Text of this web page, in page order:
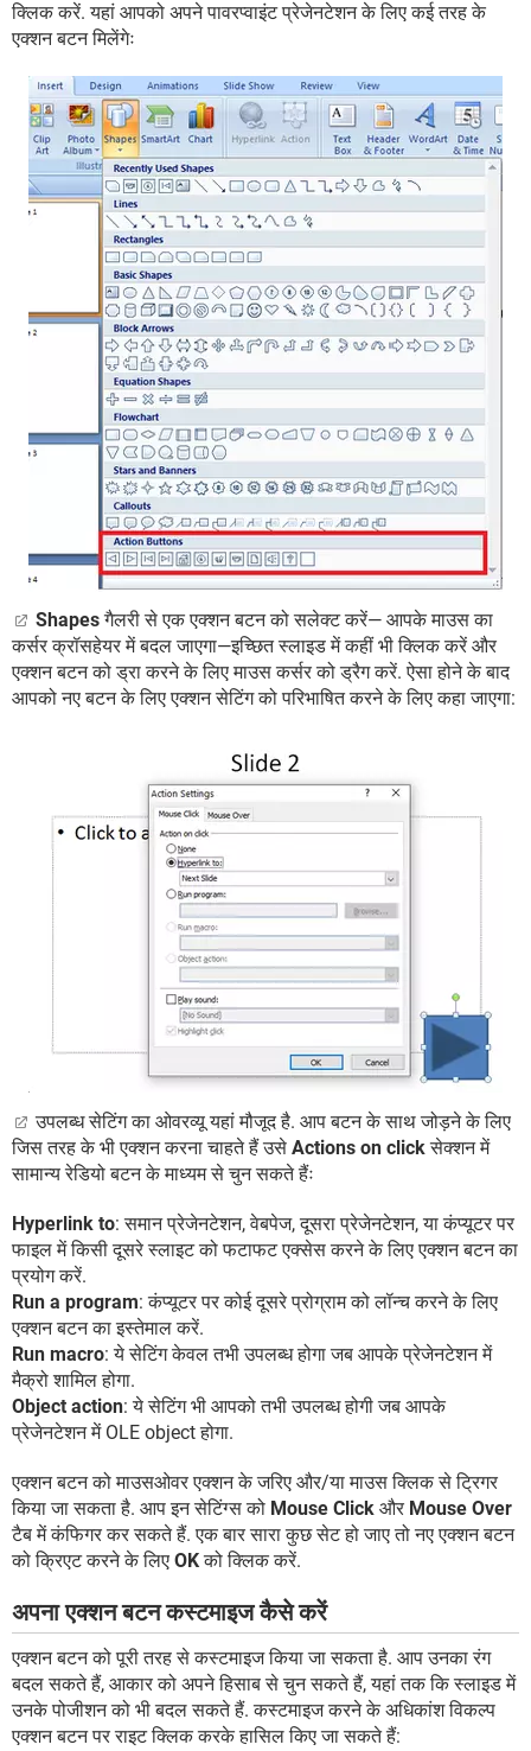
क्लिक करें. यहां आपको अपने पावरप्वाइंट प्रेजेनटेशन के लिए कई तरह के
एक्शन बटन मिलेंगेः
Shapesगैलरी से एक एक्शन बटन को सलेक्ट करें— आपके माउस का
कर्सर क्रॉसहेयर में बदल जाएगा—इच्छित स्लाइड में कहीं भी क्लिक करें और
एक्शन बटन को ड्रा करने के लिए माउस कर्सर को ड्रैग करें. ऐसा होने के बाद
आपको नए बटन के लिए एक्शन सेटिंग को परिभाषित करने के लिए कहा जाएगा:
उपलब्ध सेटिंग का ओवरव्यू यहां मौजूद है. आप बटन के साथ जोड़ने के लिए
जिस तरह के भी एक्शन करना चाहते हैं उसे Actions on clickसेक्शन में
सामान्य रेडियो बटन के माध्यम से चुन सकते हैंः
Hyperlink to: समान प्रेजेनटेशन, वेबपेज, दूसरा प्रेजेनटेशन, या कंप्यूटर पर
फाइल में किसी दूसरे स्लाइट को फटाफट एक्सेस करने के लिए एक्शन बटन का
प्रयोग करें.
Run a program: कंप्यूटर पर कोई दूसरे प्रोग्राम को लॉन्च करने के लिए
एक्शन बटन का इस्तेमाल करें.
Run macro: ये सेटिंग केवल तभी उपलब्ध होगा जब आपके प्रेजेनटेशन में
मैक्रो शामिल होगा.
Object action: ये सेटिंग भी आपको तभी उपलब्ध होगी जब आपके
प्रेजेनटेशन में OLE object होगा.
एक्शन बटन को माउसओवर एक्शन के जरिए और/या माउस क्लिक से ट्रिगर
किया जा सकता है. आप इन सेटिंग्स को Mouse Click और Mouse Over
टैब में कंफिगर कर सकते हैं. एक बार सारा कुछ सेट हो जाए तो नए एक्शन बटन
को क्रिएट करने के लिए OKको क्लिक करें.
अपना एक्शन बटन कस्टमाइज कैसे करें
एक्शन बटन को पूरी तरह से कस्टमाइज किया जा सकता है. आप उनका रंग
बदल सकते हैं, आकार को अपने हिसाब से चुन सकते हैं, यहां तक कि स्लाइड में
उनके पोजीशन को भी बदल सकते हैं. कस्टमाइज करने के अधिकांश विकल्प
एक्शन बटन पर राइट क्लिक करके हासिल किए जा सकते हैं: